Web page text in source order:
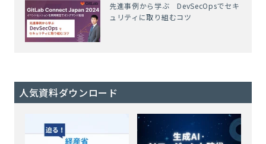
先進事例から学ぶ DevSecOpsでセキ
ュリティに取り組むコツ
人気資料ダウンロード